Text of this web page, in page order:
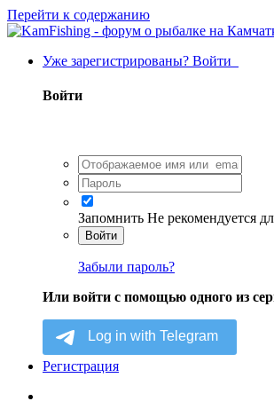
Перейти к содержанию
Уже зарегистрированы? Войти
Войти
Запомнить Не рекомендуется
Войти
Забыли пароль?
Или войти с помощью одного из
Регистрация